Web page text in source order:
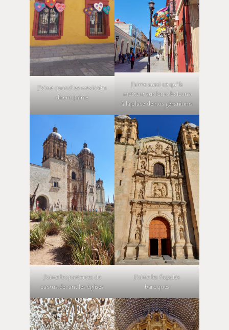
J’aime quand les mexicains
disent j’aime
J’aime aussi ce qu’ils
mettent sur leurs balcons
à la place de nos géraniums
J’aime les parterres de
cactus devant les églises
J’aime les façades
baroques